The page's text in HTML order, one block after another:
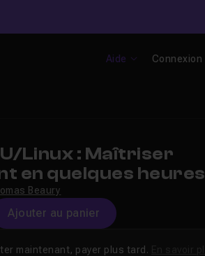
Aide Connexion
Linux : Maîtriser
en quelques heures
Beaury
Ajouter au panier
maintenant, payer plus tard.